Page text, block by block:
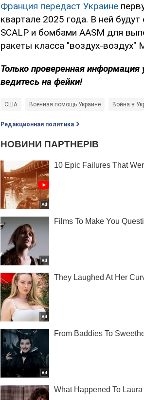
Франция передаст Украине
квартале 2025 года. В ней
SCALP и бомбами AASM для
ракеты класса "воздух-воздух"
Только проверенная информация
ведитесь на фейки!
США Военная помощь Украине Война в
Редакционная политика